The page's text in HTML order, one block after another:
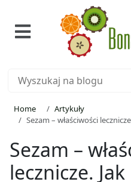
Home
Artykuły
Sezam – właściwości
Sezam –
lecznicze.